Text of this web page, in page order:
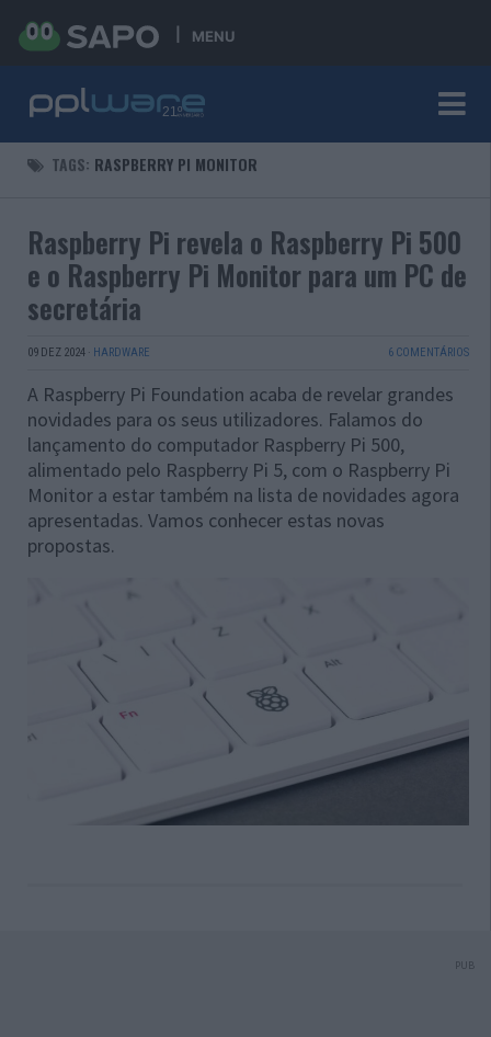
MENU
TAGS: RASPBERRY PI MONITOR
Raspberry Pi revela o Raspberry Pi 500
e o Raspberry Pi Monitor para um PC de
secretária
09 DEZ 2024 · HARDWARE 6 COMENTÁRIOS
A Raspberry Pi Foundation acaba de revelar grandes
novidades para os seus utilizadores. Falamos do
lançamento do computador Raspberry Pi 500,
alimentado pelo Raspberry Pi 5, com o Raspberry Pi
Monitor a estar também na lista de novidades agora
apresentadas. Vamos conhecer estas novas
propostas.
PUB